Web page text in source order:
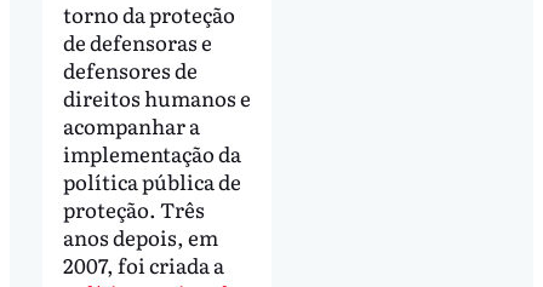
torno da proteção
de defensoras e
defensores de
direitos humanos e
acompanhar a
implementação da
política pública de
proteção. Três
anos depois, em
2007, foi criada a